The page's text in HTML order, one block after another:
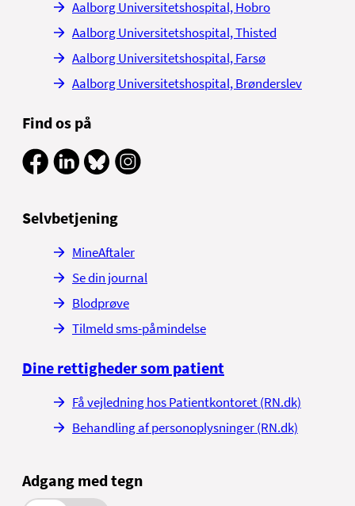
Aalborg Universitetshospital, Hobro
Aalborg Universitetshospital, Thisted
Aalborg Universitetshospital, Farsø
Aalborg Universitetshospital, Brønderslev
Find os på
Selvbetjening
MineAftaler
Se din journal
Blodprøve
Tilmeld sms-påmindelse
Dine rettigheder som patient
Få vejledning hos Patientkontoret (RN.dk)
Behandling af personoplysninger (RN.dk)
Adgang med tegn